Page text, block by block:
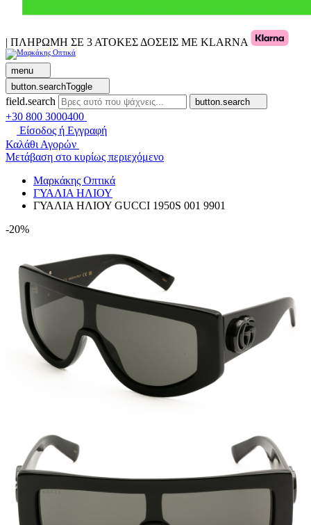
| ΠΛΗΡΩΜΗ ΣΕ 3 ΑΤΟΚΕΣ ΔΟΣΕΙΣ ΜΕ KLARNA
menu
button.searchToggle
field.search button.search
+30 800 3000400
Είσοδος ή Εγγραφή
Καλάθι Αγορών
Μετάβαση στο κυρίως περιεχόμενο
Μαρκάκης Οπτικά
ΓΥΑΛΙΑ ΗΛΙΟΥ
ΓΥΑΛΙΑ ΗΛΙΟΥ GUCCI 1950S 001 9901
-20%